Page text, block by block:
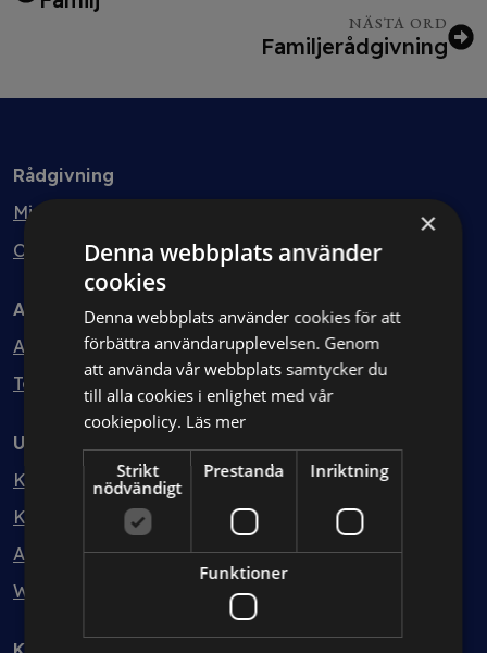
NÄSTA ORD
Familjerådgivning
Rådgivning
Min bolagsjurist
Ombud
Avtal
Avtalshantering
Testa kostnadsfritt
Utbildning
Kurser
Kurspaket
Abonnemang
Webbinarium
×
Denna webbplats använder
cookies
Denna webbplats använder cookies för att
förbättra användarupplevelsen. Genom
att använda vår webbplats samtycker du
till alla cookies i enlighet med vår
cookiepolicy. Läs mer
Strikt
nödvändigt
Prestanda Inriktning
Funktioner